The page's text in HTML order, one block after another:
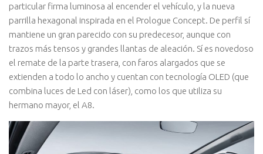
particular firma luminosa al encender el vehículo, y la nueva
parrilla hexagonal inspirada en el Prologue Concept. De perfil sí
mantiene un gran parecido con su predecesor, aunque con
trazos más tensos y grandes llantas de aleación. Sí es novedoso
el remate de la parte trasera, con faros alargados que se
extienden a todo lo ancho y cuentan con tecnología OLED (que
combina luces de Led con láser), como los que utiliza su
hermano mayor, el A8.